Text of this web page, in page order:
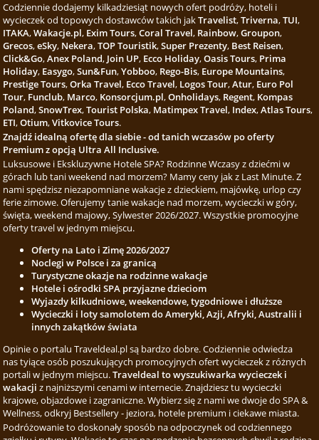
Codziennie dodajemy kilkadziesiąt nowych ofert podróży, hoteli i
wycieczek od topowych dostawców takich jakTravelist,Triverna,TUI,
ITAKA,Wakacje.pl, Exim Tours,Coral Travel, Rainbow,Groupon,
Grecos,eSky, Nekera,TOP Touristik,Super Prezenty, Best Reisen,
Click&Go,Anex Poland, Join UP, Ecco Holiday,Oasis Tours, Prima
Holiday, Easygo,Sun&Fun,Yobboo, Rego-Bis, Europe Mountains,
Prestige Tours,Orka Travel, Ecco Travel, Logos Tour,Atur, Euro Pol
Tour, Funclub, Marco, Konsorcjum.pl,Onholidays, Regent, Kompas
Poland,SnowTrex,Tourist Polska, Matimpex Travel, Index,Atlas Tours,
ETI,Otium,Vitkovice Tours.
Znajdź idealną ofertę dla siebie - od tanich wczasów po oferty
Premium z opcją Ultra All Inclusive.
Luksusowe i Ekskluzywne Hotele SPA? Rodzinne Wczasy z dziećmi w
górach lub tani weekend nad morzem? Mamy ceny jak z Last Minute. Z
nami spędzisz niezapomniane wakacje z dzieckiem, majówkę, urlop czy
ferie zimowe. Oferujemy tanie wakacje nad morzem, wycieczki w góry,
święta, weekend majowy, Sylwester 2026/2027. Wszystkie promocyjne
oferty travel w jednym miejscu.
Oferty na Lato i Zimę 2026/2027
Noclegi w Polsce i za granicą
Turystyczne okazje na rodzinne wakacje
Hotele i ośrodki SPA przyjazne dzieciom
Wyjazdy kilkudniowe, weekendowe, tygodniowe i dłuższe
Wycieczki i loty samolotem do Ameryki, Azji, Afryki, Australii i
innych zakątków świata
Opinie o portalu Traveldeal.pl są bardzo dobre. Codziennie odwiedza
nas tyiące osób poszukujących promocyjnych ofert wycieczek z różnych
portali w jednym miejscu.Traveldeal to wyszukiwarka wycieczek i
wakacji z najniższymi cenami w internecie. Znajdziesz tu wycieczki
krajowe, objazdowe i zagraniczne. Wybierz się z nami we dwoje do SPA &
Wellness, odkryj Bestsellery - jeziora, hotele premium i ciekawe miasta.
Podróżowanie to doskonały sposób na odpoczynek od codziennego